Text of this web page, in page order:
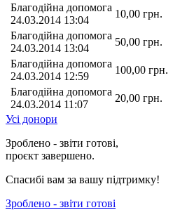
Благодійна допомога
24.03.2014 13:04
10,00 грн.
Благодійна допомога
24.03.2014 13:04
50,00 грн.
Благодійна допомога
24.03.2014 12:59
100,00 грн.
Благодійна допомога
24.03.2014 11:07
20,00 грн.
Усі донори
Зроблено - звіти готові,
проєкт завершено.
Спасибі вам за вашу підтримку!
Зроблено - звіти готові